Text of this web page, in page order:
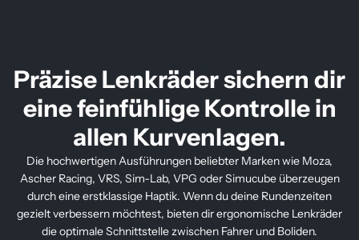
ä
r
P
r
e
i
r
P
e
i
s
Präzise Lenkräder sichern dir
eine feinfühlige Kontrolle in
allen Kurvenlagen.
Die hochwertigen Ausführungen beliebter Marken wie Moza,
Ascher Racing, VRS, Sim-Lab, VPG oder Simucube überzeugen
durch eine erstklassige Haptik. Wenn du deine Rundenzeiten
gezielt verbessern möchtest, bieten dir ergonomische Lenkräder
die optimale Schnittstelle zwischen Fahrer und Boliden.